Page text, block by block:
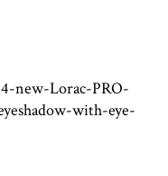
new-Lorac-PRO-
with-eye-